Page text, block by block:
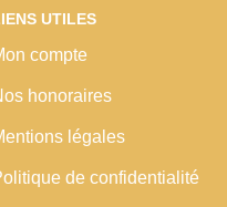
UTILES
compte
honoraires
légales
de confidentialité